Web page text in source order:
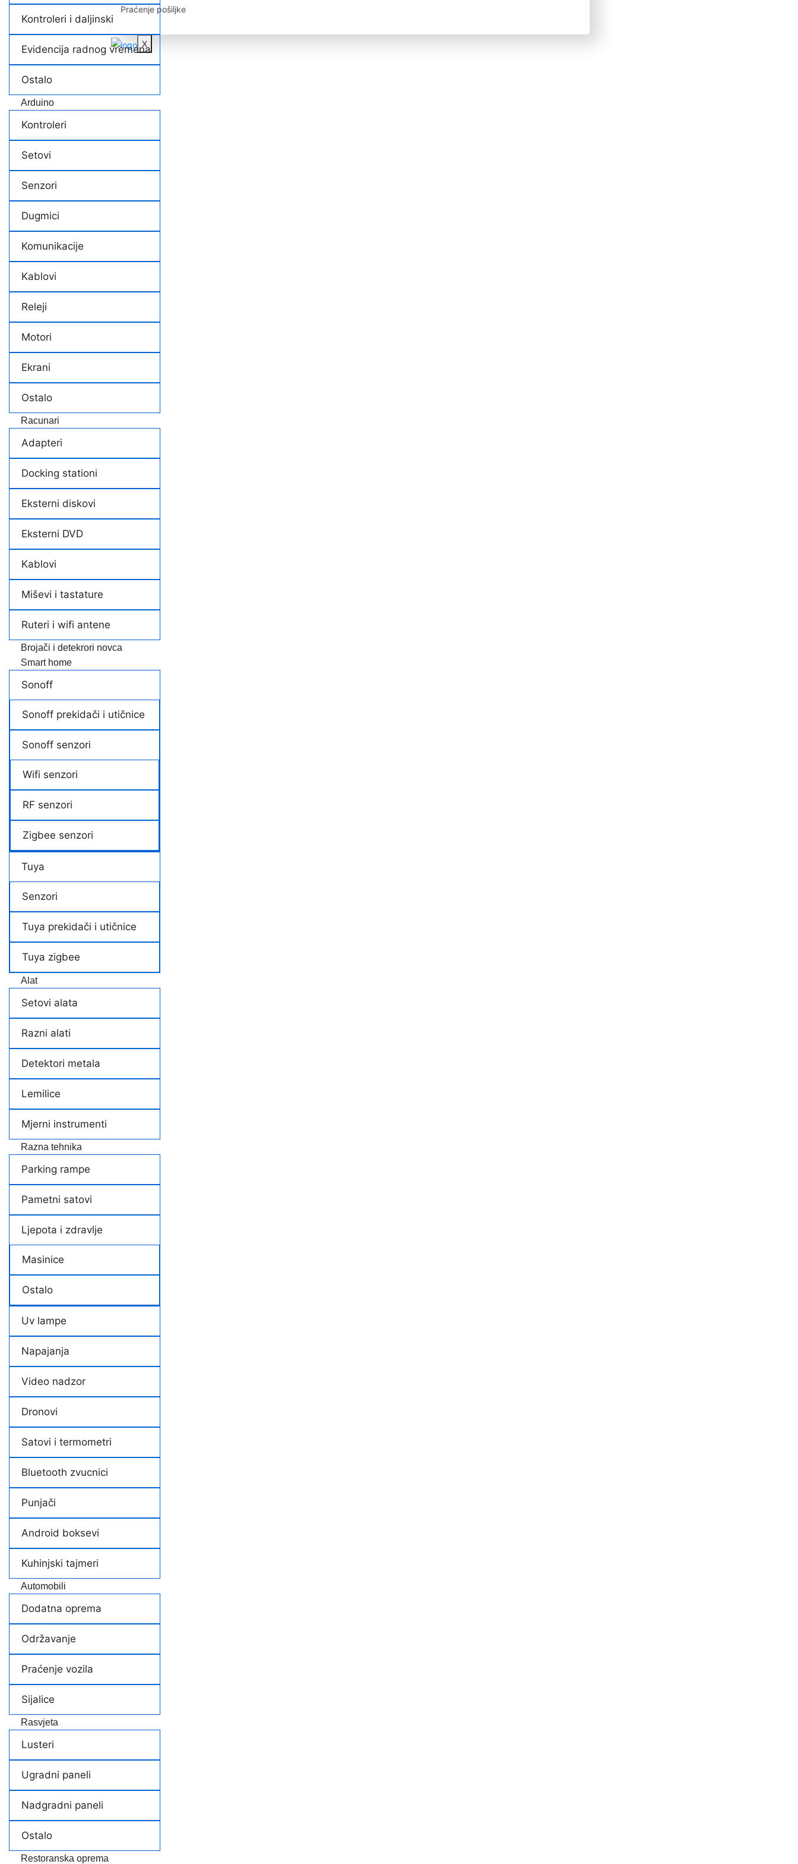
Praćenje pošiljke
X
Kontroleri i daljinski
Evidencija radnog vremena
Ostalo
Arduino
Kontroleri
Setovi
Senzori
Dugmici
Komunikacije
Kablovi
Releji
Motori
Ekrani
Ostalo
Racunari
Adapteri
Docking stationi
Eksterni diskovi
Eksterni DVD
Kablovi
Miševi i tastature
Ruteri i wifi antene
Brojači i detekrori novca
Smart home
Sonoff
Sonoff prekidači i utičnice
Sonoff senzori
Wifi senzori
RF senzori
Zigbee senzori
Tuya
Senzori
Tuya prekidači i utičnice
Tuya zigbee
Alat
Setovi alata
Razni alati
Detektori metala
Lemilice
Mjerni instrumenti
Razna tehnika
Parking rampe
Pametni satovi
Ljepota i zdravlje
Masinice
Ostalo
Uv lampe
Napajanja
Video nadzor
Dronovi
Satovi i termometri
Bluetooth zvucnici
Punjači
Android boksevi
Kuhinjski tajmeri
Automobili
Dodatna oprema
Održavanje
Praćenje vozila
Sijalice
Rasvjeta
Lusteri
Ugradni paneli
Nadgradni paneli
Ostalo
Restoranska oprema